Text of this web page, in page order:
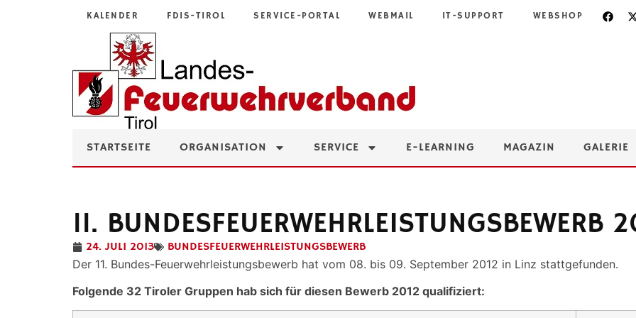
KALENDER FDIS-TIROL SERVICE-PORTAL WEBMAIL IT-SUPPORT WEBSHOP
STARTSEITE ORGANISATION SERVICE E-LEARNING MAGAZIN GALERIE
11. BUNDESFEUERWEHRLEISTUNGSBEWERB
24. JULI 2013
BUNDESFEUERWEHRLEISTUNGSBEWERB
Der 11. Bundes-Feuerwehrleistungsbewerb hat vom 08. bis 09. September 2012 in Linz stattgefunden.
Folgende 32 Tiroler Gruppen hab sich für diesen Bewerb 2012 qualifiziert: